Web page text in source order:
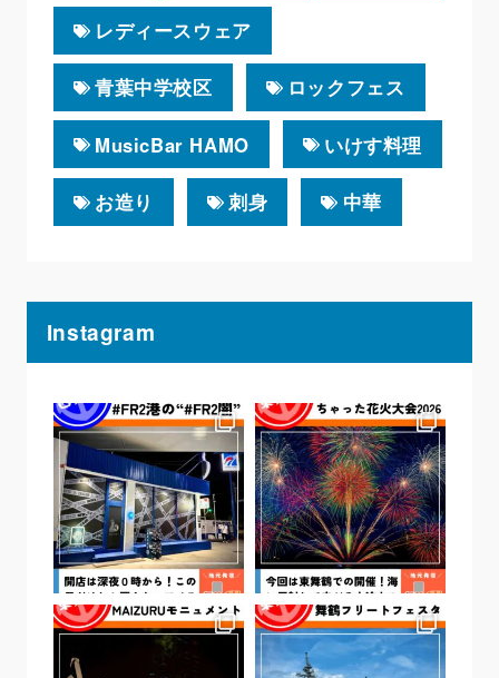
レディースウェア
青葉中学校区 ロックフェス
MusicBar HAMO いけす料理
お造り 刺身 中華
Instagram